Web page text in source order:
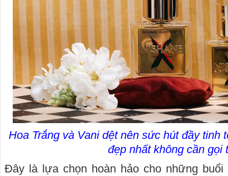
Hoa Trắng và Vani dệt nên sức hút đầy tinh
đẹp nhất không cần gọi
Đây là lựa chọn hoàn hảo cho những